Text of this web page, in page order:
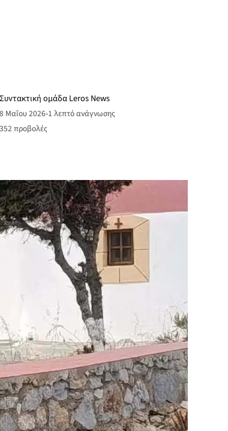
Συντακτική ομάδα Leros News
8 Μαΐου 2026•1 λεπτό ανάγνωσης
352 προβολές